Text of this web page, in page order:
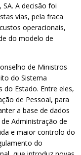
A decisão foi
vias, pela fraca
operacionais,
do modelo de
de Ministros
do Sistema
do Estado. Entre eles,
de Pessoal, para
a base de dados
Administração de
e maior controlo do
do